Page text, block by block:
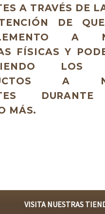
A TRAVÉS DE
DE
A
FÍSICAS Y
LOS
A
MÁS.
VISITA NUESTRAS